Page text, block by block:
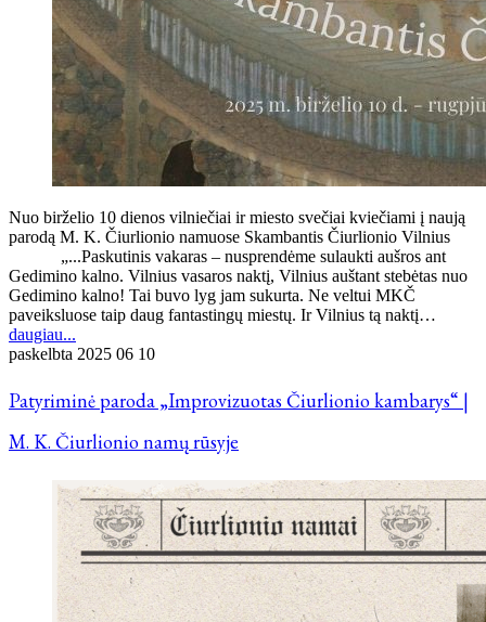
Nuo birželio 10 dienos vilniečiai ir miesto svečiai kviečiami į naują
parodą M. K. Čiurlionio namuose Skambantis Čiurlionio Vilnius
„...Paskutinis vakaras – nusprendėme sulaukti aušros ant
Gedimino kalno. Vilnius vasaros naktį, Vilnius auštant stebėtas nuo
Gedimino kalno! Tai buvo lyg jam sukurta. Ne veltui MKČ
paveiksluose taip daug fantastingų miestų. Ir Vilnius tą naktį…
daugiau...
paskelbta 2025 06 10
Patyriminė paroda „Improvizuotas Čiurlionio kambarys“ |
M. K. Čiurlionio namų rūsyje